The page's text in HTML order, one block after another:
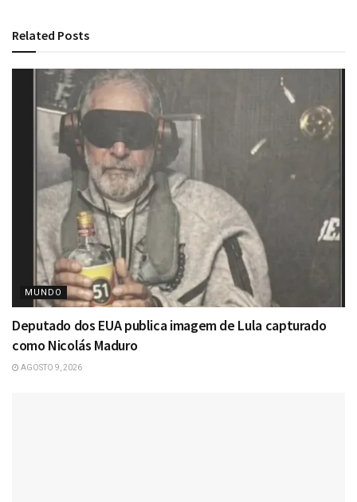
Related Posts
MUNDO
Deputado dos EUA publica imagem de Lula capturado
como Nicolás Maduro
AGOSTO 9, 2026